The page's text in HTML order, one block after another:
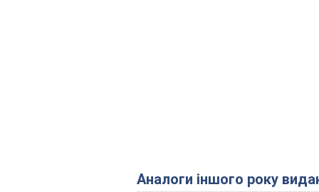
Аналоги іншого року